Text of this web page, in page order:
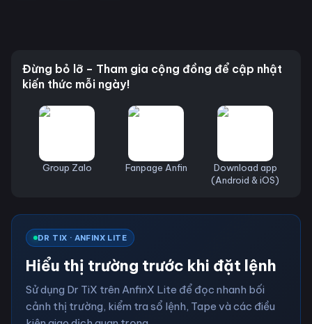
Đừng bỏ lỡ – Tham gia cộng đồng để cập nhật
kiến thức mỗi ngày!
Group Zalo Fanpage Anfin
Download app
(Android & iOS)
DR TIX · ANFINX LITE
Hiểu thị trường trước khi đặt lệnh
Sử dụng Dr TiX trên AnfinX Lite để đọc nhanh bối
cảnh thị trường, kiểm tra sổ lệnh, Tape và các điều